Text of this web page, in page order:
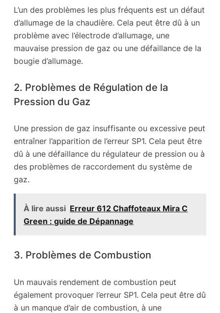
L’un des problèmes les plus fréquents est un défaut
d’allumage de la chaudière. Cela peut être dû à un
problème avec l’électrode d’allumage, une
mauvaise pression de gaz ou une défaillance de la
bougie d’allumage.
2. Problèmes de Régulation de la
Pression du Gaz
Une pression de gaz insuffisante ou excessive peut
entraîner l’apparition de l’erreur SP1. Cela peut être
dû à une défaillance du régulateur de pression ou à
des problèmes de raccordement du système de
gaz.
À lire aussi Erreur 612 Chaffoteaux Mira C
Green : guide de Dépannage
3. Problèmes de Combustion
Un mauvais rendement de combustion peut
également provoquer l’erreur SP1. Cela peut être dû
à un manque d’air de combustion, à une